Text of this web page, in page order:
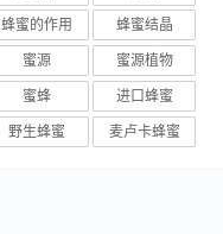
蜂蜜的作用
蜂蜜结晶
蜜源
蜜源植物
蜜蜂
进口蜂蜜
野生蜂蜜
麦卢卡蜂蜜